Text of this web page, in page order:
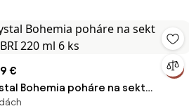
€
Bohemia poháre na sekt
220 ml 6 ks